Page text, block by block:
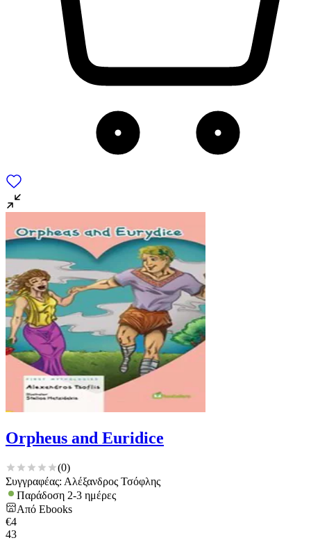
Orpheus and Euridice
(0)
Συγγραφέας: Αλέξανδρος Τσόφλης
Παράδοση 2-3 ημέρες
Από Ebooks
€4
43